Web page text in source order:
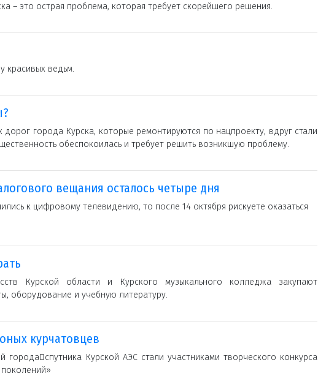
– это острая проблема, которая требует скорейшего решения.
красивых ведьм.
дорог города Курска, которые ремонтируются по нацпроекту, вдруг стали
обеспокоилась и требует решить возникшую проблему.
вещания осталось четыре дня
к цифровому телевидению, то после 14 октября рискуете оказаться
Курской области и Курского музыкального колледжа закупают
оборудование и учебную литературу.
курчатовцев
городаспутника Курской АЭС стали участниками творческого конкурса
поколений»